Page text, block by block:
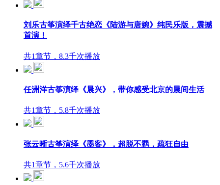
刘乐古筝演绎千古绝恋《陆游与唐婉》纯民乐版，震撼
首演！
共1章节，8.3千次播放
任洲洋古筝演绎《晨兴》，带你感受北京的晨间生活
共1章节，5.8千次播放
张云晰古筝演绎《墨客》，超脱不羁，疏狂自由
共1章节，5.6千次播放